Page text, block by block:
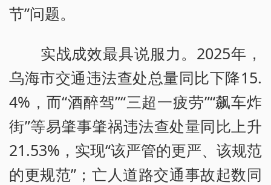
节”问题。
实战成效最具说服力。2025年，
乌海市交通违法查处总量同比下降15.
4%，而“酒醉驾”“三超一疲劳”“飙车炸
街”等易肇事肇祸违法查处量同比上升
21.53%，实现“该严管的更严、该规范
的更规范”；亡人道路交通事故起数同